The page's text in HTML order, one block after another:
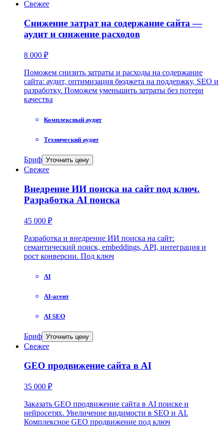
Свежее
Снижение затрат на содержание сайта —
аудит и снижение расходов
8 000 ₽
Поможем снизить затраты и расходы на содержание
сайта: аудит, оптимизация бюджета на поддержку, SEO и
разработку. Поможем уменьшить затраты без потери
качества
Комплексный аудит
Технический аудит
Бриф Уточнить цену
Свежее
Внедрение ИИ поиска на сайт под ключ.
Разработка AI поиска
45 000 ₽
Разработка и внедрение ИИ поиска на сайт:
семантический поиск, embeddings, API, интеграция и
рост конверсии. Под ключ
AI
AI-агент
AI SEO
Бриф Уточнить цену
Свежее
GEO продвижение сайта в AI
35 000 ₽
Заказать GEO продвижение сайта в AI поиске и
нейросетях. Увеличение видимости в SEO и AI.
Комплексное GEO продвижение под ключ